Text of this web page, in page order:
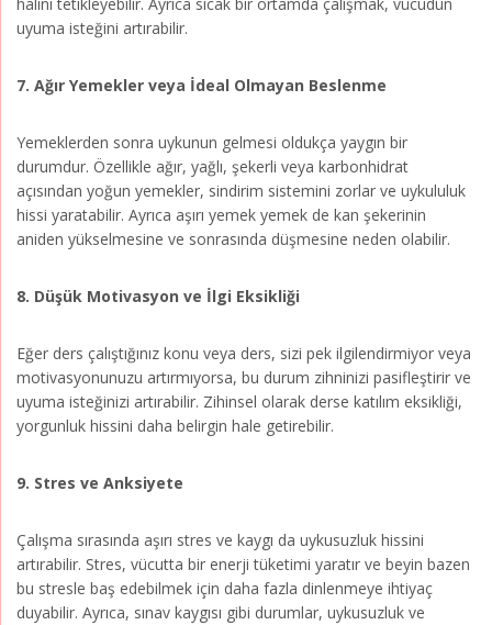
halini tetikleyebilir. Ayrıca sıcak bir ortamda çalışmak, vücudun
uyuma isteğini artırabilir.
7. Ağır Yemekler veya İdeal Olmayan Beslenme
Yemeklerden sonra uykunun gelmesi oldukça yaygın bir
durumdur. Özellikle ağır, yağlı, şekerli veya karbonhidrat
açısından yoğun yemekler, sindirim sistemini zorlar ve uykululuk
hissi yaratabilir. Ayrıca aşırı yemek yemek de kan şekerinin
aniden yükselmesine ve sonrasında düşmesine neden olabilir.
8. Düşük Motivasyon ve İlgi Eksikliği
Eğer ders çalıştığınız konu veya ders, sizi pek ilgilendirmiyor veya
motivasyonunuzu artırmıyorsa, bu durum zihninizi pasifleştirir ve
uyuma isteğinizi artırabilir. Zihinsel olarak derse katılım eksikliği,
yorgunluk hissini daha belirgin hale getirebilir.
9. Stres ve Anksiyete
Çalışma sırasında aşırı stres ve kaygı da uykusuzluk hissini
artırabilir. Stres, vücutta bir enerji tüketimi yaratır ve beyin bazen
bu stresle baş edebilmek için daha fazla dinlenmeye ihtiyaç
duyabilir. Ayrıca, sınav kaygısı gibi durumlar, uykusuzluk ve